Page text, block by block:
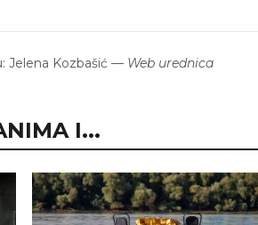
Jelena Kozbašić — Web urednica
I...